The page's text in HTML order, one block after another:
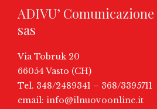
ADIVU’
sas
Via Tobruk 20
66054 Vasto (CH)
Tel. 348/2489341 – 368/3395711
email: info@ilnuovoonline.it